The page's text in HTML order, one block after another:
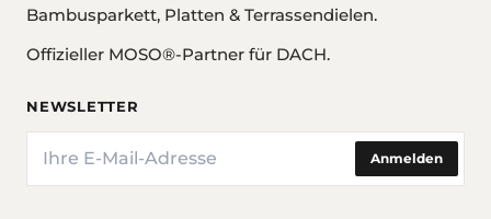
Bambusparkett, Platten & Terrassendielen.
Offizieller MOSO®-Partner für DACH.
NEWSLETTER
Anmelden